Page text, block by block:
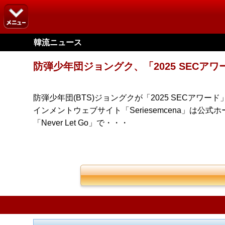
韓流ニュース
防弾少年団ジョングク、「2025 SECア
防弾少年団(BTS)ジョングクが「2025 SECアワー
インメントウェブサイト「Seriesemcena」は公式
「Never Let Go」で・・・